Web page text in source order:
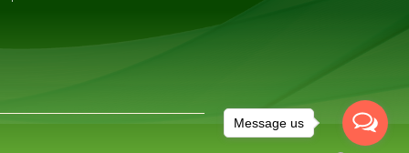
Message us